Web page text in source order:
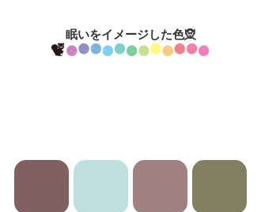
眠いをイメージした色🧝